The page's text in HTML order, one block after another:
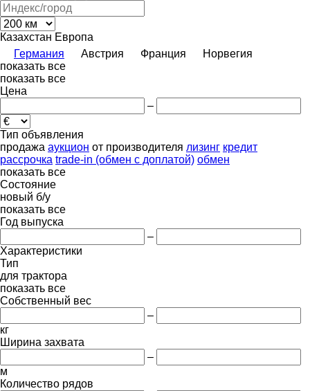
Казахстан Европа
Германия
Австрия Франция
Норвегия
показать все
показать все
Цена
–
Тип объявления
продажа аукцион от производителя лизинг кредит
рассрочка trade-in (обмен с доплатой) обмен
показать все
Состояние
новый б/у
показать все
Год выпуска
–
Характеристики
Тип
для трактора
показать все
Собственный вес
–
кг
Ширина захвата
–
м
Количество рядов